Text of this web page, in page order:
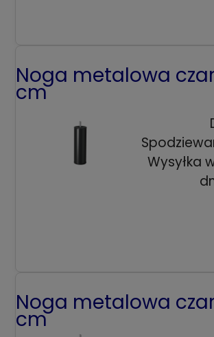
Noga metalowa
cm
Wysyłka
Noga metalowa
cm